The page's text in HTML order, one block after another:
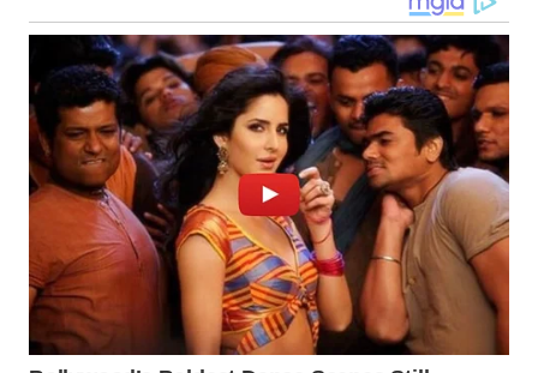
SIMALUNGUN
WN
LABUHANBATU
WN
TAPANULI
TENGAH
WN DELI
SERDANG